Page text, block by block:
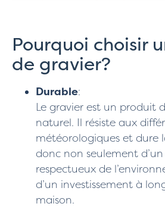
Pourquoi choisir
de gravier?
Durable:
Le gravier est un produit
naturel. Il résiste aux
météorologiques et dure
donc non seulement
respectueux de
d’un investissement à
maison.